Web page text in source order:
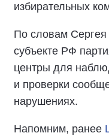
избирательных
По словам
субъекте РФ
центры для
и проверки
нарушениях.
Напомним, ранее